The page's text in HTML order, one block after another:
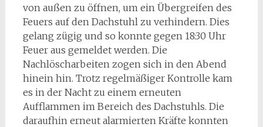
von außen zu öffnen, um ein Übergreifen des
Feuers auf den Dachstuhl zu verhindern. Dies
gelang zügig und so konnte gegen 18:30 Uhr
Feuer aus gemeldet werden. Die
Nachlöscharbeiten zogen sich in den Abend
hinein hin. Trotz regelmäßiger Kontrolle kam
es in der Nacht zu einem erneuten
Aufflammen im Bereich des Dachstuhls. Die
daraufhin erneut alarmierten Kräfte konnten